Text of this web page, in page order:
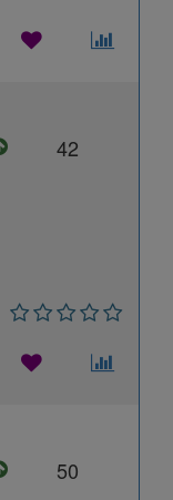
42
50